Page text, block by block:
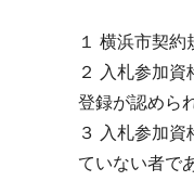
１ 横浜市契
２ 入札参加
登録が認めら
３ 入札参加
ていない者で